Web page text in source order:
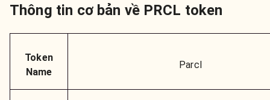
Thông tin cơ bản về PRCL token
Token
Name
Parcl